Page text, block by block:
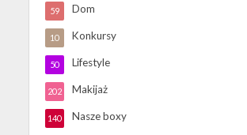
Dom
59
Konkursy
10
Lifestyle
50
Makijaż
202
Nasze boxy
140